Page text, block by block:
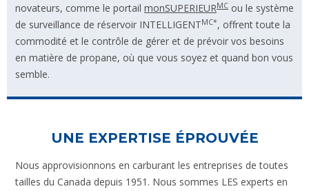
novateurs, comme le portail monSUPERIEURMC ou le système
de surveillance de réservoir INTELLIGENTMC*, offrent toute la
commodité et le contrôle de gérer et de prévoir vos besoins
en matière de propane, où que vous soyez et quand bon vous
semble.
UNE EXPERTISE ÉPROUVÉE
Nous approvisionnons en carburant les entreprises de toutes
tailles du Canada depuis 1951. Nous sommes LES experts en